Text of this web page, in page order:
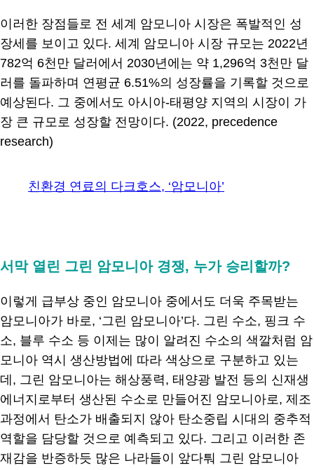
이러한 장점들로 전 세계 암모니아 시장은 폭발적인 성
장세를 보이고 있다. 세계 암모니아 시장 규모는 2022년
782억 6천만 달러에서 2030년에는 약 1,296억 3천만 달
러를 돌파하며 연평균 6.51%의 성장률을 기록할 것으로
예상된다. 그 중에서도 아시아-태평양 지역의 시장이 가
장 큰 규모로 성장할 전망이다. (2022, precedence
research)
친환경 연료의 다크호스, ‘암모니아’
서막 열린 그린 암모니아 경쟁, 누가 승리할까?
이렇게 급부상 중인 암모니아 중에서도 더욱 주목받는
암모니아가 바로, ‘그린 암모니아’다. 그린 수소, 핑크 수
소, 블루 수소 등 이제는 많이 알려진 수소의 색깔처럼 암
모니아 역시 생산방법에 따라 색상으로 구분하고 있는
데, 그린 암모니아는 해상풍력, 태양광 발전 등의 신재생
에너지로부터 생산된 수소로 만들어진 암모니아로, 제조
과정에서 탄소가 배출되지 않아 탄소중립 시대의 중추적
역할을 담당할 것으로 예측되고 있다. 그리고 이러한 존
재감을 반증하듯 많은 나라들이 앞다퉈 그린 암모니아